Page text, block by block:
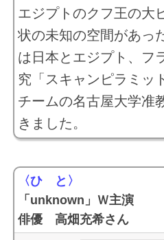
エジプトのクフ王の大
状の未知の空間があっ
は日本とエジプト、フ
究「スキャンピラミッ
チームの名古屋大学准
きました。
〈ひ と〉
「unknown」Ｗ主演
俳優 高畑充希さん